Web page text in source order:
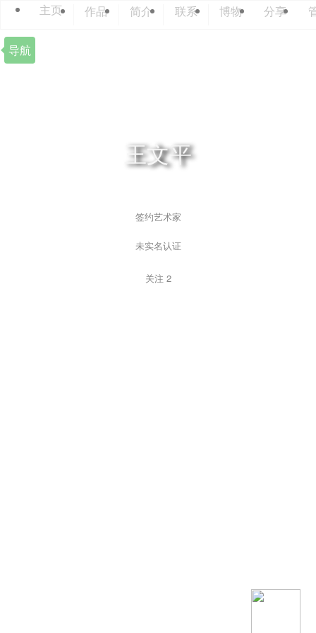
导航
主页 作品 简介 联系 博物 分享
王文平
签约艺术家
未实名认证
关注 2